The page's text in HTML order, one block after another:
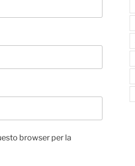
browser per la